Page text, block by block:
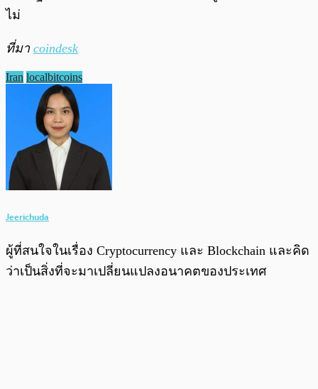
ไม่
ที่มา coindesk
Iran localbitcoins
Jeerichuda
ผู้ที่สนใจในเรื่อง Cryptocurrency และ Blockchain และคิด
ว่าเป็นสิ่งที่จะมาเปลี่ยนแปลงอนาคตของประเทศ